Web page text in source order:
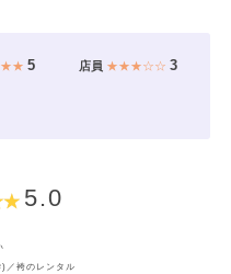
5 店員 ★★★☆☆3
5.0
／袴のレンタル